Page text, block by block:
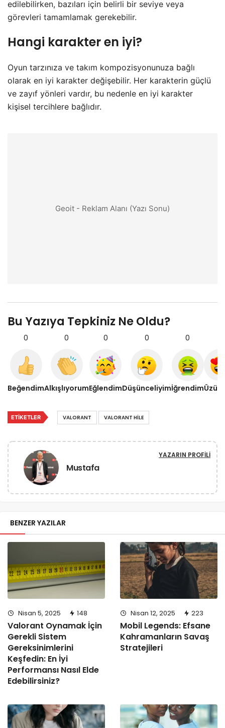
edilebilirken, bazıları için belirli bir seviye veya
görevleri tamamlamak gerekebilir.
Hangi karakter en iyi?
Oyun tarzınıza ve takım kompozisyonunuza bağlı
olarak en iyi karakter değişebilir. Her karakterin güçlü
ve zayıf yönleri vardır, bu nedenle en iyi karakter
kişisel tercihlere bağlıdır.
Geoit - Reklam Alanı (Yazı Sonu)
Bu Yazıya Tepkiniz Ne Oldu?
0
Beğendim
0
Alkışlıyorum
0
Eğlendim
0
Düşünceliyim
0
İğrendim
ETIKETLER VALORANT VALORANT HILE
Mustafa
YAZARIN PROFILI
BENZER YAZILAR
Nisan 5, 2025 148
Valorant Oynamak İçin
Gerekli Sistem
Gereksinimlerini
Keşfedin: En İyi
Performansı Nasıl Elde
Edebilirsiniz?
Nisan 12, 2025 223
Mobil Legends: Efsane
Kahramanların Savaş
Stratejileri